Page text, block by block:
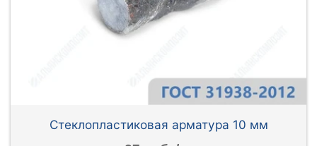
Стеклопластиковая арматура 10 мм